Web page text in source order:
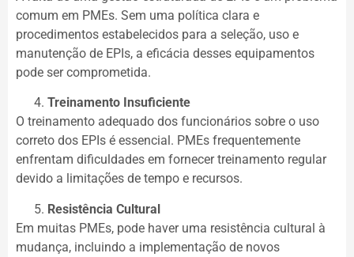
comum em PMEs. Sem uma política clara e
procedimentos estabelecidos para a seleção, uso e
manutenção de EPIs, a eficácia desses equipamentos
pode ser comprometida.
Treinamento Insuficiente
O treinamento adequado dos funcionários sobre o uso
correto dos EPIs é essencial. PMEs frequentemente
enfrentam dificuldades em fornecer treinamento regular
devido a limitações de tempo e recursos.
Resistência Cultural
Em muitas PMEs, pode haver uma resistência cultural à
mudança, incluindo a implementação de novos